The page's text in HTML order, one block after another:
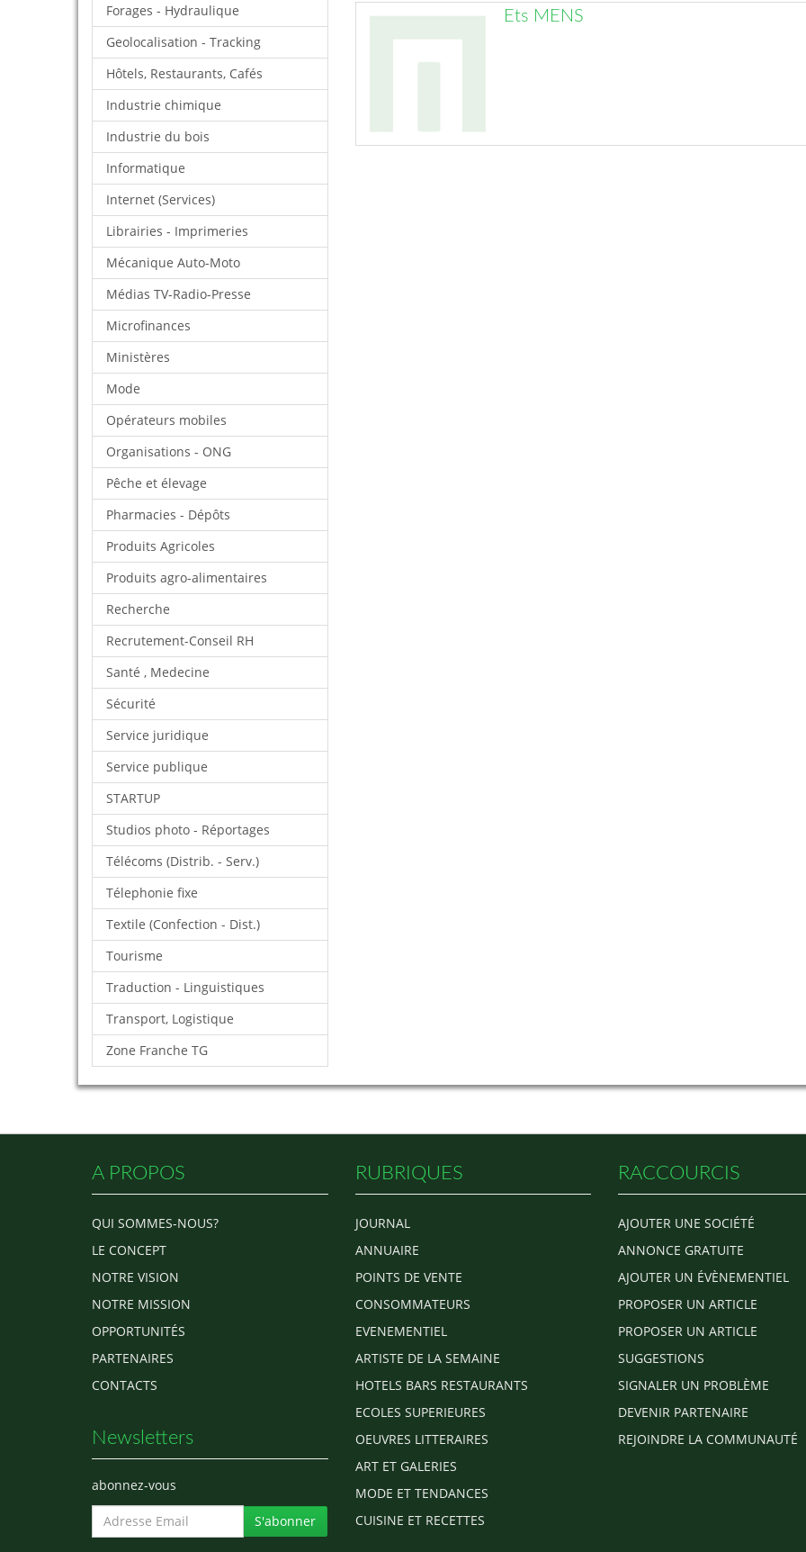
Forages - Hydraulique
Geolocalisation - Tracking
Hôtels, Restaurants, Cafés
Industrie chimique
Industrie du bois
Informatique
Internet (Services)
Librairies - Imprimeries
Mécanique Auto-Moto
Médias TV-Radio-Presse
Microfinances
Ministères
Mode
Opérateurs mobiles
Organisations - ONG
Pêche et élevage
Pharmacies - Dépôts
Produits Agricoles
Produits agro-alimentaires
Recherche
Recrutement-Conseil RH
Santé , Medecine
Sécurité
Service juridique
Service publique
STARTUP
Studios photo - Réportages
Télécoms (Distrib. - Serv.)
Télephonie fixe
Textile (Confection - Dist.)
Tourisme
Traduction - Linguistiques
Transport, Logistique
Zone Franche TG
Ets MENS
A PROPOS
QUI SOMMES-NOUS?
LE CONCEPT
NOTRE VISION
NOTRE MISSION
OPPORTUNITÉS
PARTENAIRES
CONTACTS
Newsletters
abonnez-vous
S'abonner
RUBRIQUES
JOURNAL
ANNUAIRE
POINTS DE VENTE
CONSOMMATEURS
EVENEMENTIEL
ARTISTE DE LA SEMAINE
HOTELS BARS RESTAURANTS
ECOLES SUPERIEURES
OEUVRES LITTERAIRES
ART ET GALERIES
MODE ET TENDANCES
CUISINE ET RECETTES
RACCOURCIS
AJOUTER UNE SOCIÉTÉ
ANNONCE GRATUITE
AJOUTER UN ÉVÈNEMENTIEL
PROPOSER UN ARTICLE
PROPOSER UN ARTICLE
SUGGESTIONS
SIGNALER UN PROBLÈME
DEVENIR PARTENAIRE
REJOINDRE LA COMMUNAUTÉ